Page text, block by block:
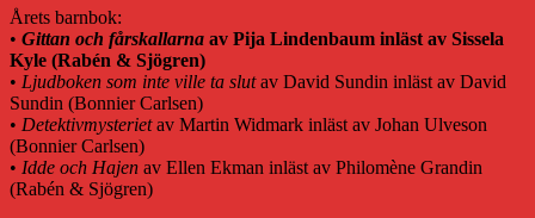
Årets barnbok:
• Gittan och fårskallarna av Pija Lindenbaum inläst av Sissela
Kyle (Rabén & Sjögren)
• Ljudboken som inte ville ta slutav David Sundin inläst av David
Sundin (Bonnier Carlsen)
• Detektivmysterietav Martin Widmark inläst av Johan Ulveson
(Bonnier Carlsen)
• Idde och Hajen av Ellen Ekman inläst av Philomène Grandin
(Rabén & Sjögren)